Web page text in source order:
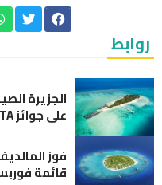
روابط
الجزيرة
على جوائز SATA للسفر
فوز
قائمة فوربس